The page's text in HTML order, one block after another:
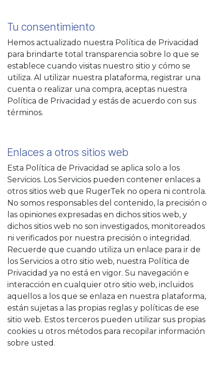
Tu consentimiento
Hemos actualizado nuestra Política de Privacidad
para brindarte total transparencia sobre lo que se
establece cuando visitas nuestro sitio y cómo se
utiliza. Al utilizar nuestra plataforma, registrar una
cuenta o realizar una compra, aceptas nuestra
Política de Privacidad y estás de acuerdo con sus
términos.
Enlaces a otros sitios web
Esta Política de Privacidad se aplica solo a los
Servicios. Los Servicios pueden contener enlaces a
otros sitios web que RugerTek no opera ni controla.
No somos responsables del contenido, la precisión o
las opiniones expresadas en dichos sitios web, y
dichos sitios web no son investigados, monitoreados
ni verificados por nuestra precisión o integridad.
Recuerde que cuando utiliza un enlace para ir de
los Servicios a otro sitio web, nuestra Política de
Privacidad ya no está en vigor. Su navegación e
interacción en cualquier otro sitio web, incluidos
aquellos a los que se enlaza en nuestra plataforma,
están sujetas a las propias reglas y políticas de ese
sitio web. Estos terceros pueden utilizar sus propias
cookies u otros métodos para recopilar información
sobre usted.